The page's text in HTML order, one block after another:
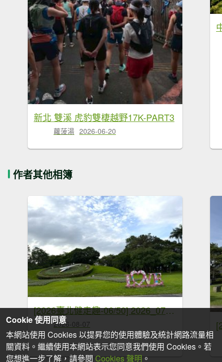
新北 雙溪 虎豹雙棲越野17K-PART3
蘿菠湯 2026-06-20
作者其他相簿
[2026臺北健走趣-06/50] 2026_0712_青年公園
2026-08-07
Cookie 使用同意
本網站使用 Cookies 以提昇您的使用體驗及統計網路流量相
關資料。繼續使用本網站表示您同意我們使用 Cookies。若
您想進一步了解，請參閱 Cookies 聲明 。